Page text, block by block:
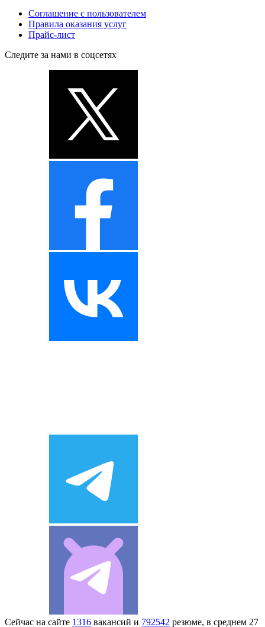
Соглашение с пользователем
Правила оказания услуг
Прайс-лист
Следите за нами в соцсетях
Сейчас на сайте 1316 вакансий и 792542 резюме, в среднем 27